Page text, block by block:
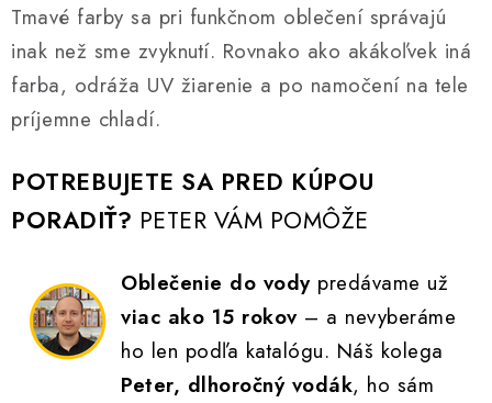
Tmavé farby sa pri funkčnom oblečení správajú
inak než sme zvyknutí. Rovnako ako akákoľvek iná
farba, odráža UV žiarenie a po namočení na tele
príjemne chladí.
POTREBUJETE SA PRED KÚPOU
PORADIŤ? PETER VÁM POMÔŽE
Oblečenie do vodypredávame už
viac ako 15 rokov– a nevyberáme
ho len podľa katalógu. Náš kolega
Peter, dlhoročný vodák, ho sám